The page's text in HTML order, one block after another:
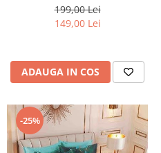
199,00 Lei
149,00 Lei
ADAUGA IN COS
-25%